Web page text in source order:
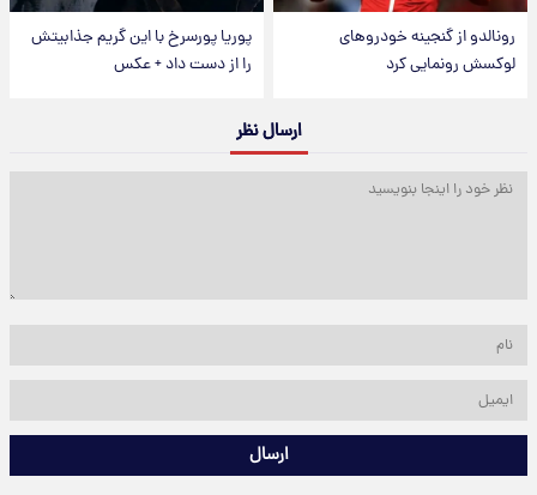
رونالدو از گنجینه خودروهای
لوکسش رونمایی کرد
پوریا پورسرخ با این گریم جذابیتش
را از دست داد + عکس
ارسال نظر
ارسال